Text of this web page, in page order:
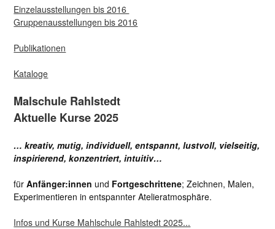
Einzelausstellungen bis 2016
Gruppenausstellungen bis 2016
Publikationen
Kataloge
Malschule Rahlstedt
Aktuelle Kurse 2025
… kreativ, mutig, individuell, entspannt, lustvoll, vielseitig,
inspirierend, konzentriert, intuitiv…
fürAnfänger:innen und Fortgeschrittene; Zeichnen, Malen,
Experimentieren in entspannter Atelieratmosphäre.
Infos und Kurse Mahlschule Rahlstedt 2025...